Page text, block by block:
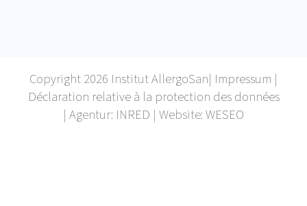
Copyright 2026 Institut AllergoSan| Impressum |
Déclaration relative à la protection des données
| Agentur: INRED | Website:WESEO